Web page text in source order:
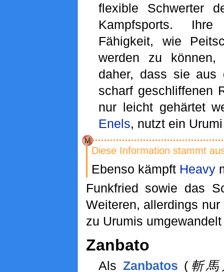
flexible Schwerter
Kampfsports. Ihre
Fähigkeit, wie
werden zu können,
daher, dass sie aus
scharf geschliffenen
nur leicht gehärtet
Enels, nutzt ein
Diese Information stammt
Ebenso kämpft Heavy
Funkfried sowie das
Weiteren, allerdings
zu Urumis
Zanbato
Als Zanbatos ( 斬馬